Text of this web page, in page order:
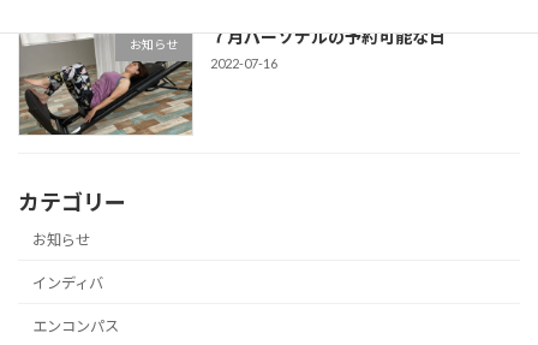
お知らせ ７月パーソナルの予約可能な日
2022-07-16
カテゴリー
お知らせ
インディバ
エンコンパス